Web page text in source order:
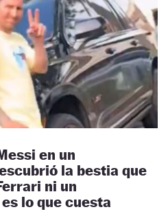
en un
la bestia que
ni un
lo que cuesta